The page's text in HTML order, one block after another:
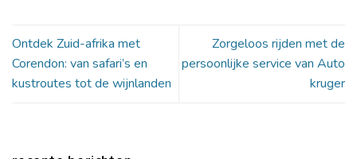
Ontdek Zuid-afrika met
Corendon: van safari’s en
kustroutes tot de wijnlanden
Zorgeloos rijden met de
persoonlijke service van Auto
kruger